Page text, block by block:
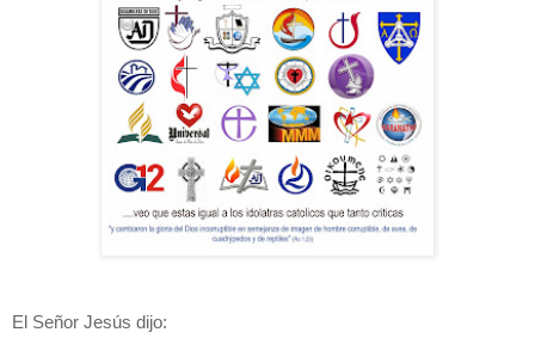
El Señor Jesús dijo: